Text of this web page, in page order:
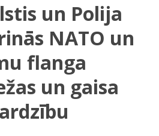
un Polija
NATO un
flanga
un gaisa